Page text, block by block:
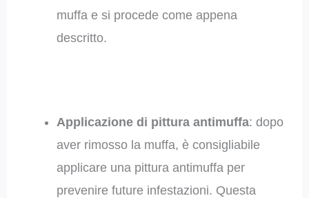
muffa e si procede come appena
descritto.
Applicazione di pittura antimuffa: dopo
aver rimosso la muffa, è consigliabile
applicare una pittura antimuffa per
prevenire future infestazioni. Questa